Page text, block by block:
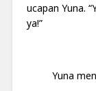
ucapan Yuna.
ya!”
Yuna